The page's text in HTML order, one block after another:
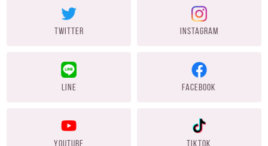
TWITTER INSTAGRAM
LINE FACEBOOK
YOUTUBE TIKTOK